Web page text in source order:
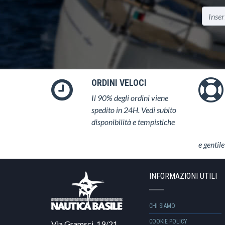
ORDINI VELOCI
Il 90% degli ordini viene
spedito in 24H. Vedi subito
disponibilità e tempistiche
e
INFORMAZIONI UTILI
CHI SIAMO
COOKIE POLICY